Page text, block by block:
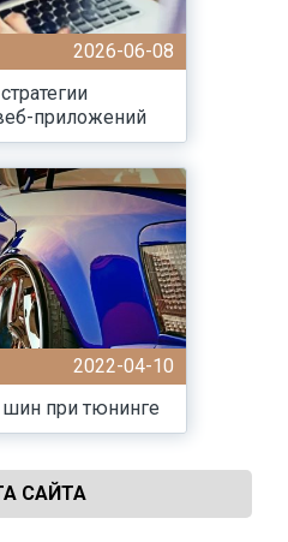
2026-06-08
приложений
2022-04-10
при тюнинге
САЙТА